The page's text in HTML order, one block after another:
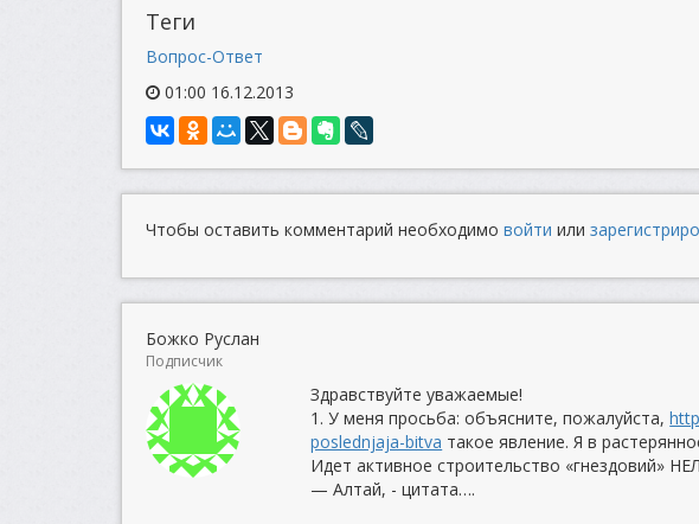
Теги
Вопрос-Ответ
01:00 16.12.2013
Чтобы оставить комментарий необходимо войти или
Божко Руслан
Подписчик
Здравствуйте уважаемые!
1. У меня просьба: объясните, пожалуйста,
poslednjaja-bitva такое явление. Я в
Идет активное строительство «гнездовий»
— Алтай, - цитата….